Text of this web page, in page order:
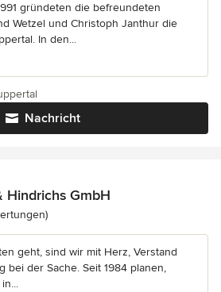
gründeten die befreundeten
Wetzel und Christoph Janthur die
In den...
Nachricht
Hindrichs GmbH
4.1 von 5 Sternen
geht, sind wir mit Herz, Verstand
bei der Sache. Seit 1984 planen,